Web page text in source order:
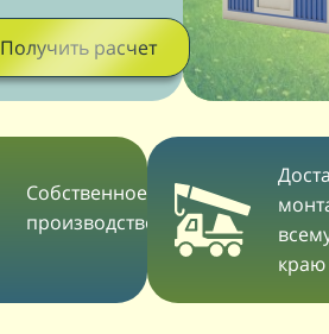
Получить расчет
Собственное
производство
краю